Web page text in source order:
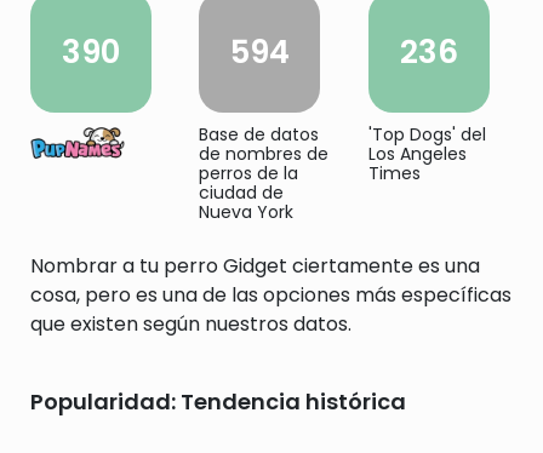
390 594
Base de datos
de nombres de
perros de la
ciudad de
Nueva York
236
'Top Dogs' del
Los Angeles
Times
Nombrar a tu perro Gidget ciertamente es una
cosa, pero es una de las opciones más específicas
que existen según nuestros datos.
Popularidad: Tendencia histórica